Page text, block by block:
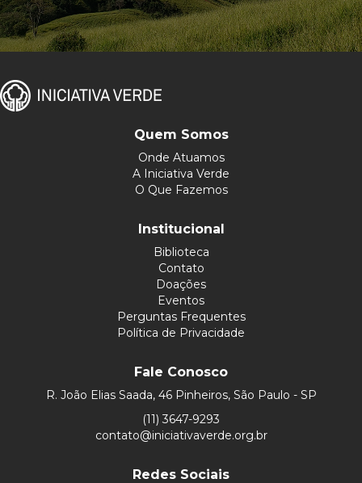
Quem Somos
Onde Atuamos
A Iniciativa Verde
O Que Fazemos
Institucional
Biblioteca
Contato
Doações
Eventos
Perguntas Frequentes
Política de Privacidade
Fale Conosco
R. João Elias Saada, 46 Pinheiros, São Paulo - SP
(11) 3647-9293
contato@iniciativaverde.org.br
Redes Sociais